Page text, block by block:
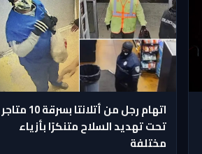
اتهام رجل من أتلانتا بسرقة 10 متاجر
تحت تهديد السلاح متنكرًا بأزياء
مختلفة